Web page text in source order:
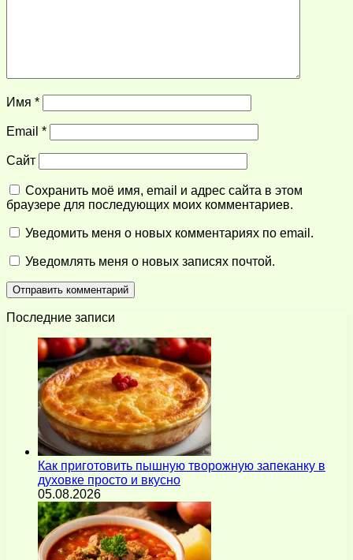
Имя *
Email *
Сайт
Сохранить моё имя, email и адрес сайта в этом
браузере для последующих моих комментариев.
Уведомить меня о новых комментариях по email.
Уведомлять меня о новых записях почтой.
Последние записи
Как приготовить пышную творожную запеканку в
духовке просто и вкусно
05.08.2026